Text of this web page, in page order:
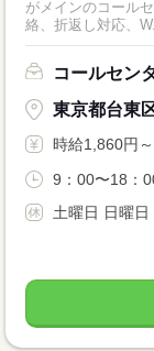
がメインのコールセンターで
絡、折返し対応、
コールセン
東京都台東
時給1,860円～
9：00〜18：
土曜日 日曜日